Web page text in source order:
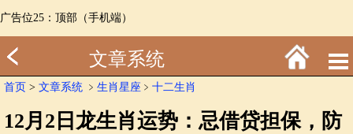
广告位25：顶部（手机端）
文章系统
首页 > 文章系统 ﹥ 生肖星座 ﹥ 十二生肖
12月2日龙生肖运势：忌借贷担保，防